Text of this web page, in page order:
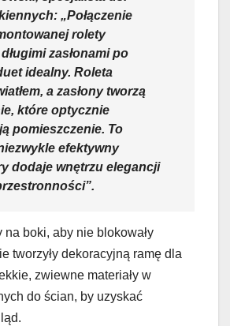
„Połączenie
rolety
zasłonami po
idealny. Roleta
a zasłony tworzą
które optycznie
pomieszczenie. To
efektywny
dodaje wnętrzu elegancji
na boki, aby nie blokowały
tworzyły dekoracyjną ramę dla
zwiewne materiały w
do ścian, by uzyskać